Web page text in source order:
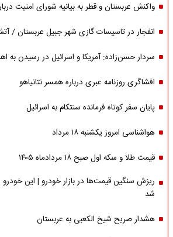
واکنش عربستان و قطر به بیانیه شورای امنیت
انفجار در تاسیسات گازی شهر جبیل عربستان /
سردار حسن‌زاده: آمریکا و اسرائیل در رسیدن به
افشاگری روزنامه عبری درباره همسر نتانیاهو
پایان سفر کوتاه فرمانده سنتکام به اسرائیل
هواشناسی امروز یکشنبه ۱۸ مرداد
قیمت طلا و سکه اول صبح ۱۸ مردادماه ۱۴۰۵
شد
هشدار صریح شیخ الکعبی به عربستان